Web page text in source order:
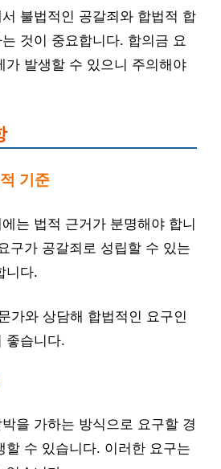
불법적인 공갈죄와 합법적 합
것이 중요합니다. 합의금 요
가 발생할 수 있으니 주의해야
기준
는 법적 근거가 분명해야 합니
구가 공갈죄로 성립할 수 있는
니다.
가와 상담해 합법적인 요구인
좋습니다.
을 가하는 방식으로 요구할 경
할 수 있습니다. 이러한 요구는